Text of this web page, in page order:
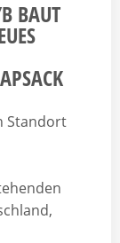
BAUT
Standort